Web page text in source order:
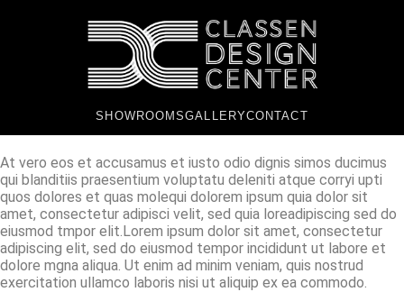
SHOWROOMSGALLERYCONTACT
At vero eos et accusamus et iusto odio dignis simos ducimus
qui blanditiis praesentium voluptatu deleniti atque corryi upti
quos dolores et quas molequi dolorem ipsum quia dolor sit
amet, consectetur adipisci velit, sed quia loreadipiscing sed do
eiusmod tmpor elit.Lorem ipsum dolor sit amet, consectetur
adipiscing elit, sed do eiusmod tempor incididunt ut labore et
dolore mgna aliqua. Ut enim ad minim veniam, quis nostrud
exercitation ullamco laboris nisi ut aliquip ex ea commodo.